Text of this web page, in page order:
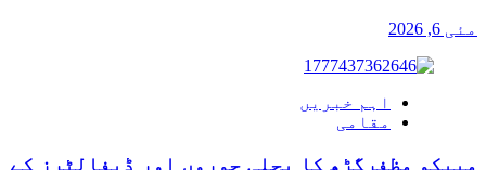
مئی 6, 2026
اہم خبریں
مقامی
میپکو مظفرگڑھ کا بجلی چوروں اور ڈیفالٹرز کے